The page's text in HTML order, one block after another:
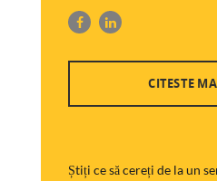
CITESTE
Știți ce să cereți de la un